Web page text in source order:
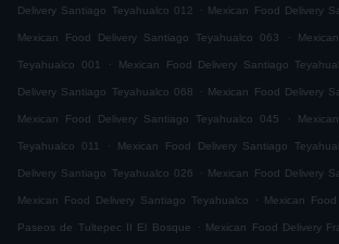
Delivery Santiago Teyahualco 012 . Mexican Food Delivery
Mexican Food Delivery Santiago Teyahualco 063 .
Teyahualco 001 . Mexican Food Delivery Santiago
Delivery Santiago Teyahualco 068 . Mexican Food Delivery
Mexican Food Delivery Santiago Teyahualco 045 .
Teyahualco 011 . Mexican Food Delivery Santiago
Delivery Santiago Teyahualco 026 . Mexican Food Delivery
Mexican Food Delivery Santiago Teyahualco . Mexican
Paseos de Tultepec II El Bosque . Mexican Food Delivery